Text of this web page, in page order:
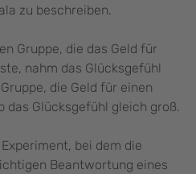
zu beschreiben.
Gruppe, die das Geld für
nahm das Glücksgefühl
die Geld für einen
das Glücksgefühl gleich groß.
bei dem die
Beantwortung eines